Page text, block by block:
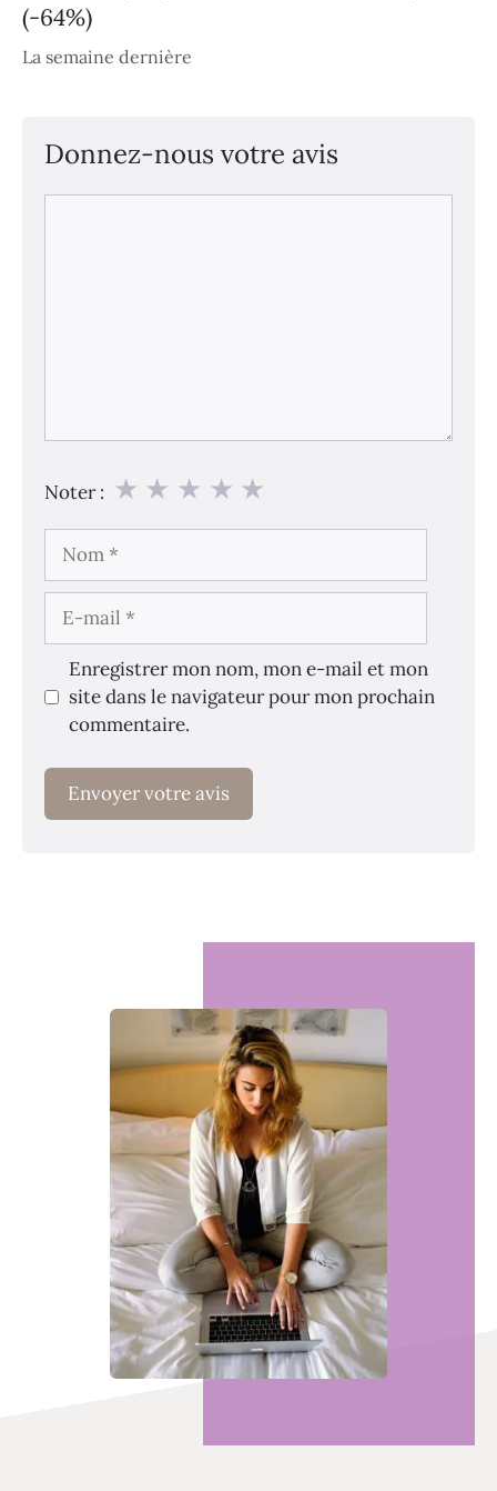
(-64%)
La semaine dernière
Donnez-nous votre avis
Noter : ★
★
★
★
★
Nom
E-
mail
Enregistrer mon nom, mon e-mail et mon
site dans le navigateur pour mon prochain
commentaire.